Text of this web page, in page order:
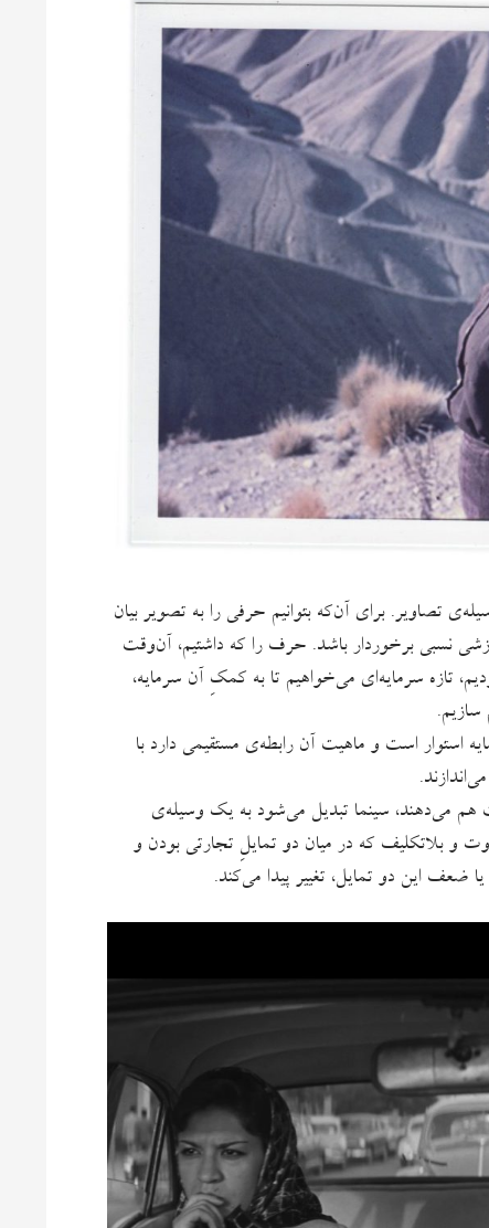
تصاویر. برای آن‌که بتوانیم حرفی را به تصویر بیان
نسبی برخوردار باشد. حرف را که داشتیم، آن‌وقت
تازه سرمایه‌ای می‌خواهیم تا به کمکِ آن سرمایه،
سازیم.
استوار است و ماهیت آن رابطه‌ی مستقیمی دارد با
می‌دهند، سینما تبدیل می‌شود به یک وسیله‌ی
و بلاتکلیف که در میان دو تمایلِ تجارتی بودن و
این دو تمایل، تغییر پیدا می‌کند.